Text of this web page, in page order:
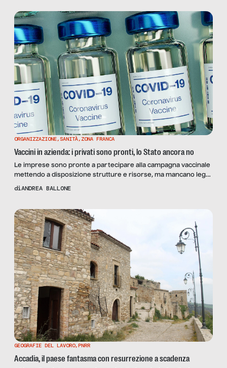
ORGANIZZAZIONE, SANITÀ, ZONA FRANCA
Vaccini in azienda: i privati sono pronti, lo Stato ancora no
Le imprese sono pronte a partecipare alla campagna vaccinale
mettendo a disposizione strutture e risorse, ma mancano leggi
e protocolli. Tra le questioni aperte responsabilità penale, civile
diANDREA BALLONE
GEOGRAFIE DEL LAVORO,PNRR
Accadia, il paese fantasma con resurrezione a scadenza